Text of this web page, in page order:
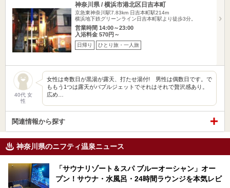
神奈川県 / 横浜市港北区日吉本町
京急東神奈川駅7.83km 日吉本町駅214m
横浜地下鉄グリーンライン日吉本町駅より徒歩3分。
営業時間 14:00～23:00
入浴料金 570円～
日帰り ひとり旅・一人旅
40代 女
性
女性は奇数日が黒湯が露天、打たせ湯付! 男性は偶数日です。で
ももう1つは露天がバブルジェットでそれはそれで贅沢感あり。
広め…
関連情報から探す
神奈川県のニフティ温泉ニュース
「サウナリゾート＆スパ ブルーオーシャン」オー
プン！サウナ・水風呂・24時間ラウンジを本気レビ